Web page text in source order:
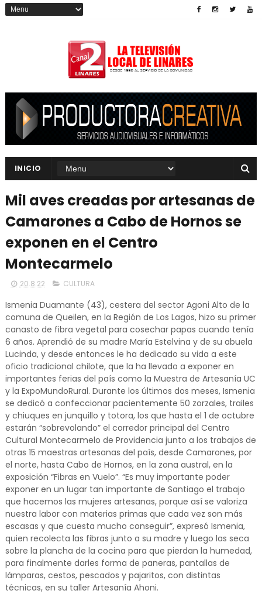
INICIO
Mil aves creadas por artesanas de
Camarones a Cabo de Hornos se
exponen en el Centro
Montecarmelo
20.8.22 CULTURA
Ismenia Duamante (43), cestera del sector Agoni Alto de la
comuna de Queilen, en la Región de Los Lagos, hizo su primer
canasto de fibra vegetal para cosechar papas cuando tenía
6 años. Aprendió de su madre María Estelvina y de su abuela
Lucinda, y desde entonces le ha dedicado su vida a este
oficio tradicional chilote, que la ha llevado a exponer en
importantes ferias del país como la Muestra de Artesanía UC
y la ExpoMundoRural. Durante los últimos dos meses, Ismenia
se dedicó a confeccionar pacientemente 50 zorzales, trailes
y chiuques en junquillo y totora, los que hasta el 1 de octubre
estarán “sobrevolando” el corredor principal del Centro
Cultural Montecarmelo de Providencia junto a los trabajos de
otras 15 maestras artesanas del país, desde Camarones, por
el norte, hasta Cabo de Hornos, en la zona austral, en la
exposición “Fibras en Vuelo”. “Es muy importante poder
exponer en un lugar tan importante de Santiago el trabajo
que hacemos las mujeres artesanas, porque así se valoriza
nuestra labor con materias primas que cada vez son más
escasas y que cuesta mucho conseguir”, expresó Ismenia,
quien recolecta las fibras junto a su madre y luego las seca
sobre la plancha de la cocina para que pierdan la humedad,
para finalmente darles forma de paneras, pantallas de
lámparas, cestos, pescados y pajaritos, con distintas
técnicas, en su taller Artesanía Ahoni.